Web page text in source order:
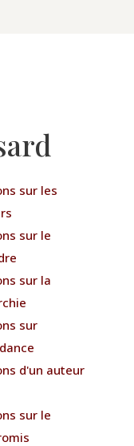
sur les
sur le
sur la
sur
d'un auteur
sur le